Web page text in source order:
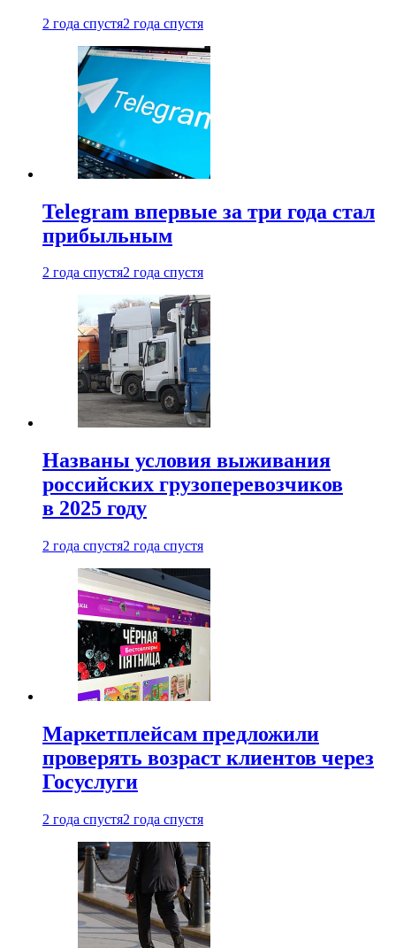
2 года спустя2 года спустя
Telegram впервые за три года стал
прибыльным
2 года спустя2 года спустя
Названы условия выживания
российских грузоперевозчиков
в 2025 году
2 года спустя2 года спустя
Маркетплейсам предложили
проверять возраст клиентов через
Госуслуги
2 года спустя2 года спустя